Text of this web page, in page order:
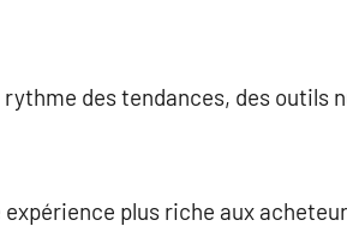
des tendances, des outils
plus riche aux